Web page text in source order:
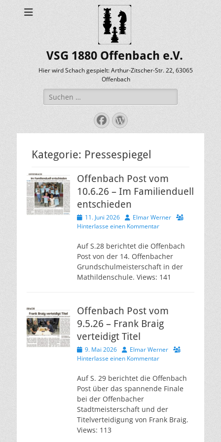
VSG 1880 Offenbach e.V.
Hier wird Schach gespielt: Arthur-Zitscher-Str. 22, 63065
Offenbach
Suche
nach:
Facebook
WordPress
Kategorie: Pressespiegel
Offenbach Post vom
10.6.26 – Im Familienduell
entschieden
Veröffentlicht
am
11. Juni 2026 AutorElmar Werner
Hinterlasse einen Kommentar
Auf S.28 berichtet die Offenbach
Post von der 14. Offenbacher
Grundschulmeisterschaft in der
Mathildenschule. Views: 141
Offenbach Post vom
9.5.26 – Frank Braig
verteidigt Titel
Veröffentlicht
am
9. Mai 2026 AutorElmar Werner
Hinterlasse einen Kommentar
Auf S. 29 berichtet die Offenbach
Post über das spannende Finale
bei der Offenbacher
Stadtmeisterschaft und der
Titelverteidigung von Frank Braig.
Views: 113